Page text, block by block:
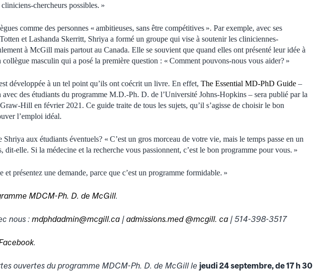
chercheurs possibles. »
comme des personnes « ambitieuses, sans être compétitives ». Par exemple, avec ses
et Lashanda Skerritt, Shriya a formé un groupe qui vise à soutenir les cliniciennes-
à McGill mais partout au Canada. Elle se souvient que quand elles ont présenté leur idée à
collègue masculin qui a posé la première question : « Comment pouvons-nous vous aider? »
développée à un tel point qu’ils ont coécrit un livre. En effet, The Essential MD-PhD Guide –
des étudiants du programme M.D.-Ph. D. de l’Université Johns-Hopkins – sera publié par la
Hill en février 2021. Ce guide traite de tous les sujets, qu’il s’agisse de choisir le bon
l’emploi idéal.
Shriya aux étudiants éventuels? « C’est un gros morceau de votre vie, mais le temps passe en un
dit-elle. Si la médecine et la recherche vous passionnent, c’est le bon programme pour vous. »
et présentez une demande, parce que c’est un programme formidable. »
MDCM-Ph. D. de McGill.
nous : mdphdadmin@mcgill.ca | admissions.med @mcgill. ca | 514-398-3517
.
ouvertes du programme MDCM-Ph. D. de McGill le jeudi 24 septembre, de 17 h 30